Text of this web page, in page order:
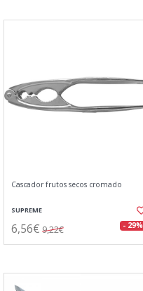
Cascador frutos secos cromado
SUPREME
6,56€ 9,22€ - 29%